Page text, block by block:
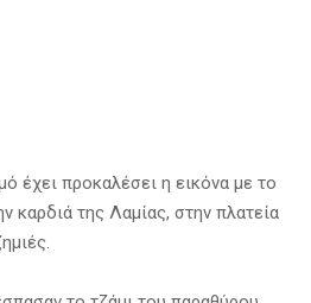
έχει προκαλέσει η εικόνα με το
καρδιά της Λαμίας, στην πλατεία